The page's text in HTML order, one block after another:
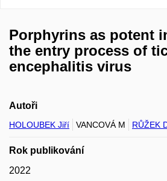
Porphyrins as potent
the entry process of
encephalitis virus
Autoři
HOLOUBEK Jiří VANCOVÁ M RŮŽEK
Rok publikování
2022